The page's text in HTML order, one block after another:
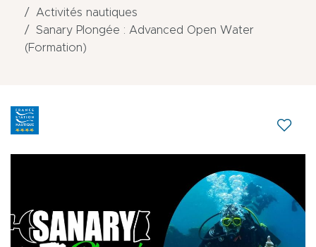
Activités nautiques
Sanary Plongée : Advanced Open Water
(Formation)